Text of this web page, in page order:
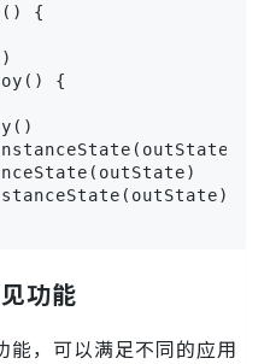
{
{
功能
能，可以满足不同的应用